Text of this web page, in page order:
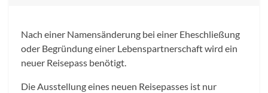
Nach einer Namensänderung bei einer Eheschließung
oder Begründung einer Lebenspartnerschaft wird ein
neuer Reisepass benötigt.
Die Ausstellung eines neuen Reisepasses ist nur